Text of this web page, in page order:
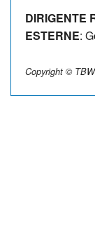
DIRIGENTE
ESTERNE:
Copyright © TBW